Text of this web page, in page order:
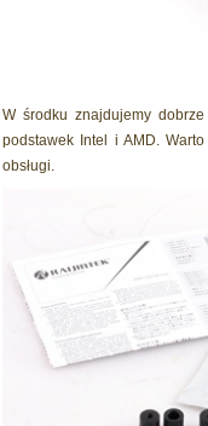
W środku znajdujemy
podstawek Intel i AMD.
obsługi.